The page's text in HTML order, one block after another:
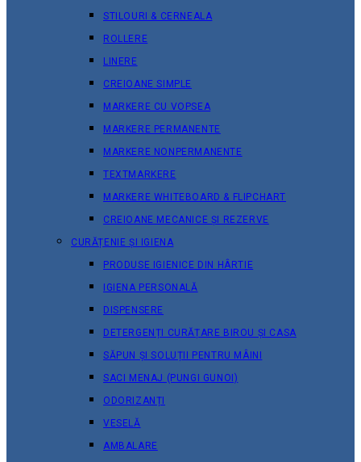
STILOURI & СERNEALA
ROLLERE
LINERE
CREIOANE SIMPLE
MARKERE CU VOPSEA
MARKERE PERMANENTE
MARKERE NONPERMANENTE
TEXTMARKERE
MARKERE WHITEBOARD & FLIPCHART
CREIOANE MECANICE ȘI REZERVE
CURĂȚENIE ȘI IGIENA
PRODUSE IGIENICE DIN HÂRTIE
IGIENA PERSONALĂ
DISPENSERE
DETERGENȚI CURĂȚARE BIROU ȘI CASA
SĂPUN ȘI SOLUȚII PENTRU MÂINI
SACI MENAJ (PUNGI GUNOI)
ODORIZANȚI
VESELĂ
AMBALARE